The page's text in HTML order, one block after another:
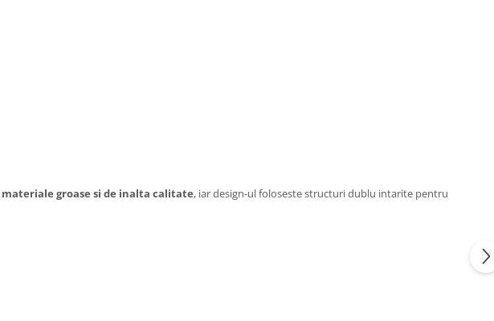
materiale groase si de inalta calitate, iar design-ul foloseste structuri dublu intarite pentru